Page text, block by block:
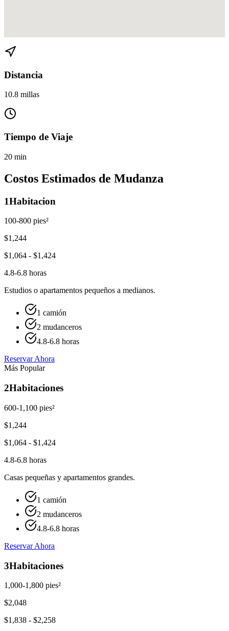
Distancia
10.8 millas
Tiempo de Viaje
20 min
Costos Estimados de Mudanza
1Habitacion
100-800 pies²
$1,244
$1,064 - $1,424
4.8-6.8 horas
Estudios o apartamentos pequeños a medianos.
1 camión
2 mudanceros
4.8-6.8 horas
Reservar Ahora
Más Popular
2Habitaciones
600-1,100 pies²
$1,244
$1,064 - $1,424
4.8-6.8 horas
Casas pequeñas y apartamentos grandes.
1 camión
2 mudanceros
4.8-6.8 horas
Reservar Ahora
3Habitaciones
1,000-1,800 pies²
$2,048
$1,838 - $2,258